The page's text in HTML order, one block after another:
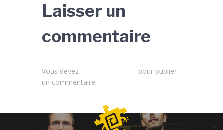
Laisser un
commentaire
Vous devez
pour publier
un commentaire.